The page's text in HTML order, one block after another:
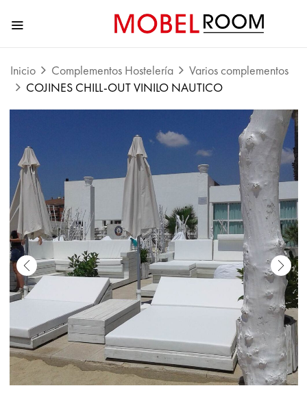
Inicio Complementos Hostelería
Varios complementos
COJINES CHILL-OUT VINILO NAUTICO